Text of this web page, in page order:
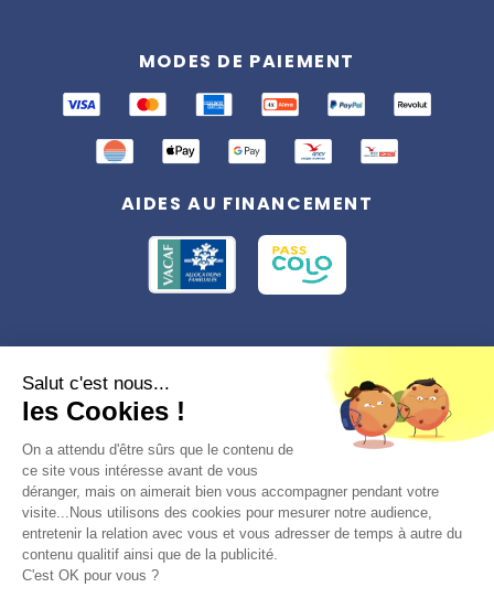
MODES DE PAIEMENT
AIDES AU FINANCEMENT
Conformément à la réglementation applicable en matière de données
personnelles, vous disposez d'un droit d'accès, de rectification et
d'effacement, du droit à la limitation du traitement des données vous
concernant. Vous pouvez consulter
notre politique de confidentialité
Préférences des cookies >
Salut c'est nous...
les Cookies !
On a attendu d'être sûrs que le contenu de
ce site vous intéresse avant de vous
déranger, mais on aimerait bien vous accompagner pendant votre
visite...Nous utilisons des cookies pour mesurer notre audience,
entretenir la relation avec vous et vous adresser de temps à autre du
contenu qualitif ainsi que de la publicité.
C'est OK pour vous ?